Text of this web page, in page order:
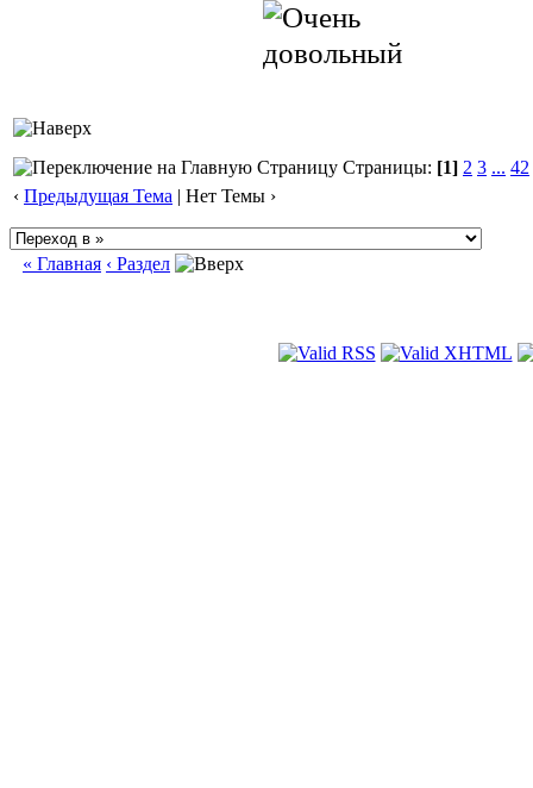
Страницы: [1] 2 3 ... 42
‹ Предыдущая Тема | Нет Темы ›
« Главная ‹ Раздел